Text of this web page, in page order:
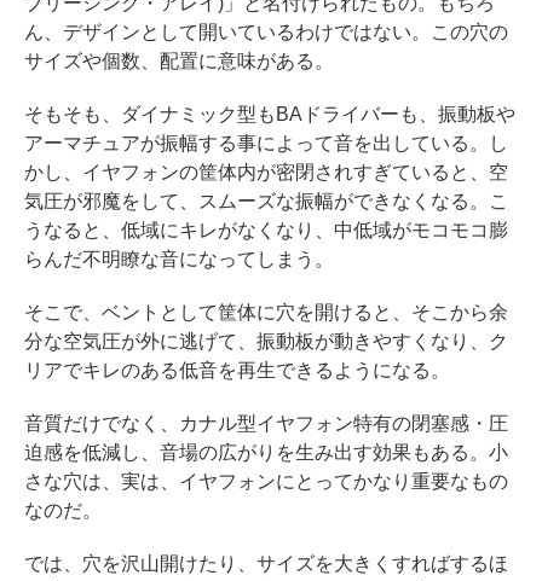
ん、デザインとして開いているわけではない。この穴の
サイズや個数、配置に意味がある。
そもそも、ダイナミック型もBAドライバーも、振動板や
アーマチュアが振幅する事によって音を出している。し
かし、イヤフォンの筐体内が密閉されすぎていると、空
気圧が邪魔をして、スムーズな振幅ができなくなる。こ
うなると、低域にキレがなくなり、中低域がモコモコ膨
らんだ不明瞭な音になってしまう。
そこで、ベントとして筐体に穴を開けると、そこから余
分な空気圧が外に逃げて、振動板が動きやすくなり、ク
リアでキレのある低音を再生できるようになる。
音質だけでなく、カナル型イヤフォン特有の閉塞感・圧
迫感を低減し、音場の広がりを生み出す効果もある。小
さな穴は、実は、イヤフォンにとってかなり重要なもの
なのだ。
では、穴を沢山開けたり、サイズを大きくすればするほ